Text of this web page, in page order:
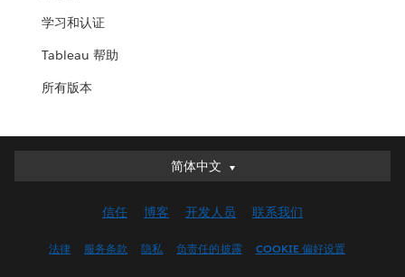
学习和认证
Tableau 帮助
所有版本
简体中文
简体中文
English (UK)
信任 博客 开发人员 联系我们
法律 服务条款 隐私 负责任的披露 COOKIE 偏好设置